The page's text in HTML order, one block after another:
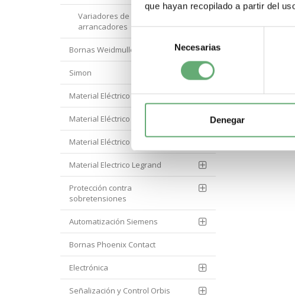
que hayan recopilado a partir del
de
consentimiento
Necesarias
Denegar
Variadores de velocidad y
arrancadores
Bornas Weidmuller
Simon
Material Eléctrico Eaton
Material Eléctrico Hager
Material Eléctrico Hyundai
Material Electrico Legrand
Protección contra
sobretensiones
Automatización Siemens
Bornas Phoenix Contact
Electrónica
Señalización y Control Orbis